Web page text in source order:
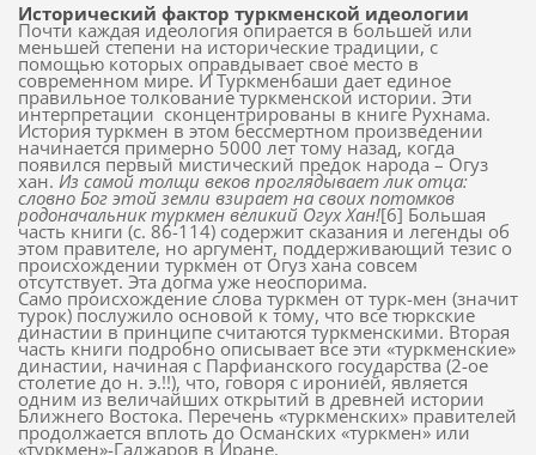
Исторический фактор туркменской идеологии
Почти каждая идеология опирается в большей или
меньшей степени на исторические традиции, с
помощью которых оправдывает свое место в
современном мире. И Туркменбаши дает единое
правильное толкование туркменской истории. Эти
интерпретации сконцентрированы в книге Рухнама.
История туркмен в этом бессмертном произведении
начинается примерно 5000 лет тому назад, когда
появился первый мистический предок народа – Огуз
хан. Из самой толщи веков проглядывает лик отца:
словно Бог этой земли взирает на своих потомков
родоначальник туркмен великий Огух Хан![6] Большая
часть книги (с. 86-114) содержит сказания и легенды об
этом правителе, но аргумент, поддерживающий тезис о
происхождении туркмен от Огуз хана совсем
отсутствует. Эта догма уже неоспорима.
Само происхождение слова туркмен от турк-мен (значит
турок) послужило основой к тому, что все тюркские
династии в принципе считаются туркменскими. Вторая
часть книги подробно описывает все эти «туркменские»
династии, начиная с Парфианского государства (2-ое
столетие до н. э.!!), что, говоря с иронией, является
одним из величайших открытий в древней истории
Ближнего Востока. Перечень «туркменских» правителей
продолжается вплоть до Османских «туркмен» или
«туркмен»-Гаджаров в Иране.